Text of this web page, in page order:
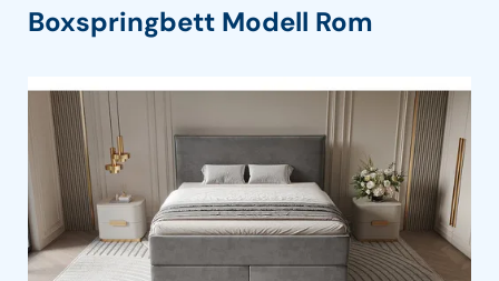
Boxspringbett Modell Rom